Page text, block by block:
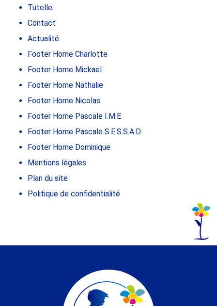
Tutelle
Contact
Actualité
Footer Home Charlotte
Footer Home Mickael
Footer Home Nathalie
Footer Home Nicolas
Footer Home Pascale I.M.E
Footer Home Pascale S.E.S.S.A.D
Footer Home Dominique
Mentions légales
Plan du site
Politique de confidentialité